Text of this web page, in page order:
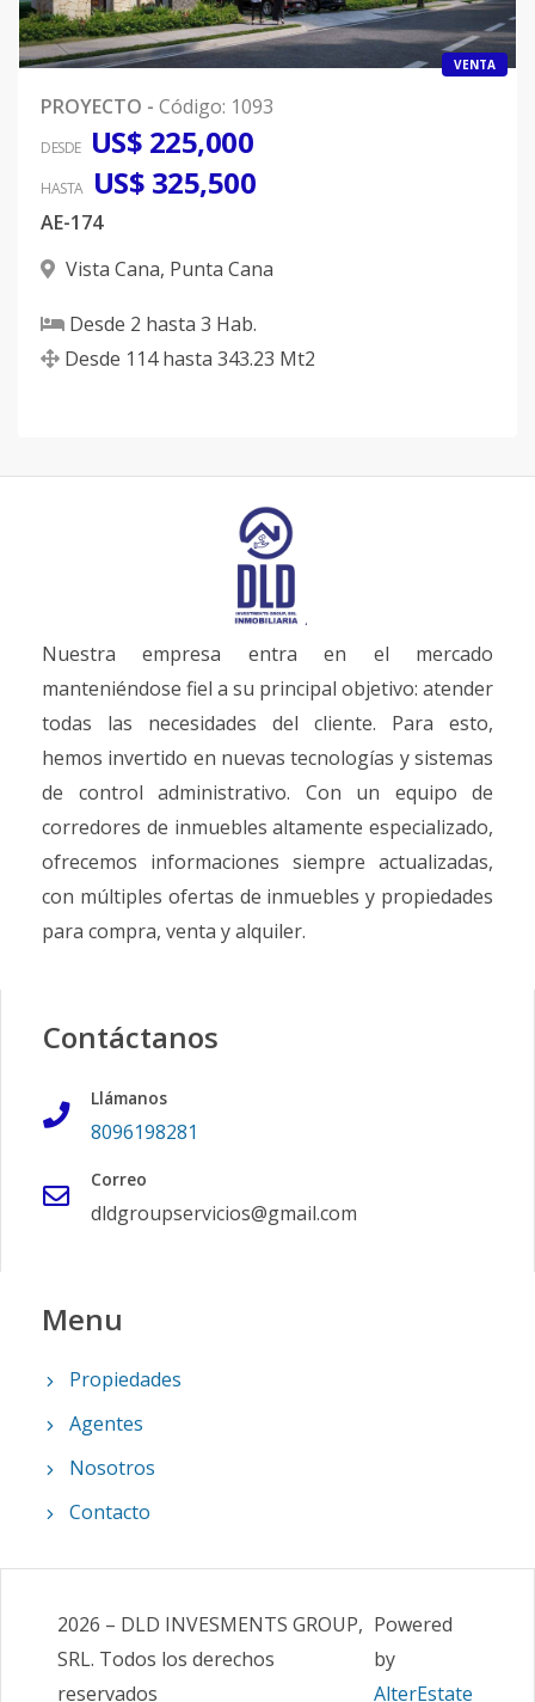
VENTA
PROYECTO - Código: 1093
DESDE US$ 225,000
HASTA US$ 325,500
AE-174
Vista Cana, Punta Cana
Desde 2 hasta 3 Hab.
Desde 114 hasta 343.23 Mt2
Nuestra empresa entra en el mercado
manteniéndose fiel a su principal objetivo: atender
todas las necesidades del cliente. Para esto,
hemos invertido en nuevas tecnologías y sistemas
de control administrativo. Con un equipo de
corredores de inmuebles altamente especializado,
ofrecemos informaciones siempre actualizadas,
con múltiples ofertas de inmuebles y propiedades
para compra, venta y alquiler.
Contáctanos
Llámanos
8096198281
Correo
dldgroupservicios@gmail.com
Menu
Propiedades
Agentes
Nosotros
Contacto
2026 – DLD INVESMENTS GROUP,
SRL. Todos los derechos
reservados
Powered
by
AlterEstate